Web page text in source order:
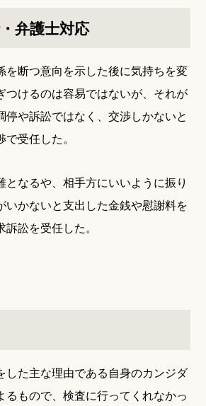
弁護士対応
を断つ意向を示した後に気持ちを変
つけるのは容易ではないが、それが
停や訴訟ではなく、交渉しかないと
受任した。
となるや、相手方にいいように振り
いかないと支出した金銭や慰謝料を
訟を受任した。
した主な理由である自身のカンジダ
るもので、検査に行ってくれなかっ